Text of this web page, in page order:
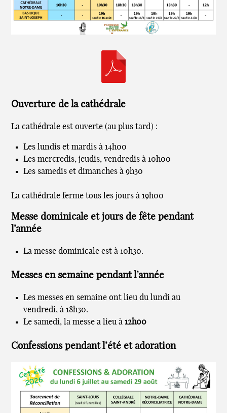
Ouverture de la cathédrale
La cathédrale est ouverte (au plus tard) :
Les lundis et mardis à 14h00
Les mercredis, jeudis, vendredis à 10h00
Les samedis et dimanches à 9h30
La cathédrale ferme tous les jours à 19h00
Messe dominicale et jours de fête pendant
l’année
La messe dominicale est à 10h30.
Messes en semaine pendant l’année
Les messes en semaine ont lieu du lundi au
vendredi, à 18h30.
Le samedi, la messe a lieu à12h00
Confessions pendant l’été et adoration